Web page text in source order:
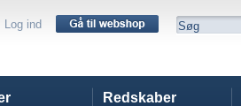
Log ind
Redskaber